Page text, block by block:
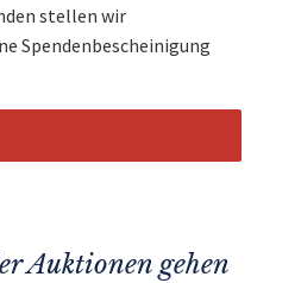
stellen wir
Spendenbescheinigung
Auktionen gehen